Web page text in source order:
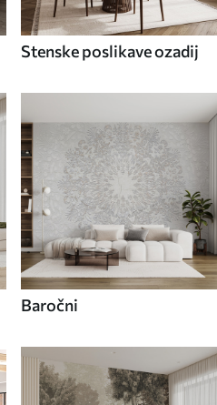
Stenske poslikave ozadij
Baročni